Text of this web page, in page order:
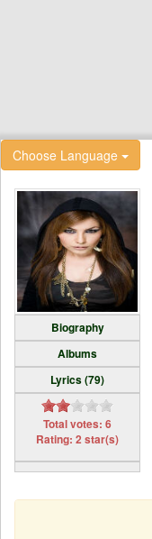
Choose Language
Biography
Albums
Lyrics (79)
Total votes: 6
Rating: 2 star(s)